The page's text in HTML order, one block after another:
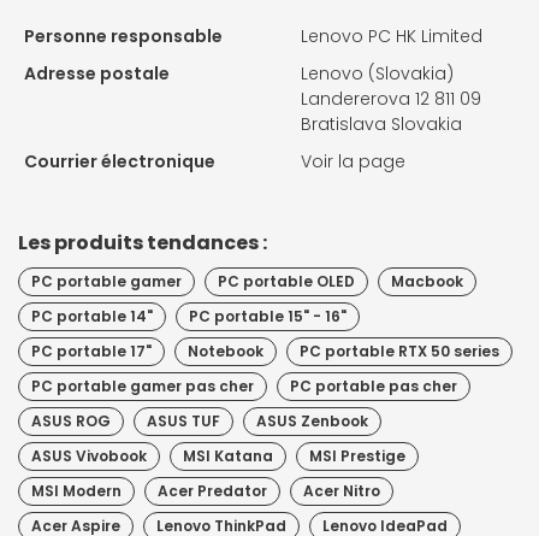
Personne responsable
Lenovo PC HK Limited
Adresse postale
Lenovo (Slovakia)
Landererova 12 811 09
Bratislava Slovakia
Courrier électronique
Voir la page
Les produits tendances :
PC portable gamer PC portable OLED
Macbook
PC portable 14"
PC portable 15" - 16"
PC portable 17"
Notebook
PC portable RTX 50 series
PC portable gamer pas cher
PC portable pas cher
ASUS ROG
ASUS TUF
ASUS Zenbook
ASUS Vivobook
MSI Katana
MSI Prestige
MSI Modern
Acer Predator
Acer Nitro
Acer Aspire
Lenovo ThinkPad Lenovo IdeaPad